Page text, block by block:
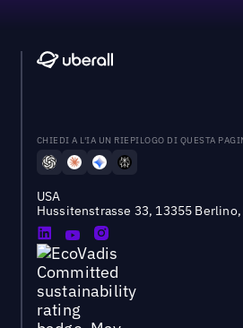
CHIEDI A L'IA UN RIEPILOGO DI QUESTA
USA
Hussitenstrasse 33, 13355 Berlino,